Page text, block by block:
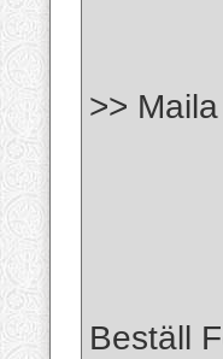
>>
Beställ